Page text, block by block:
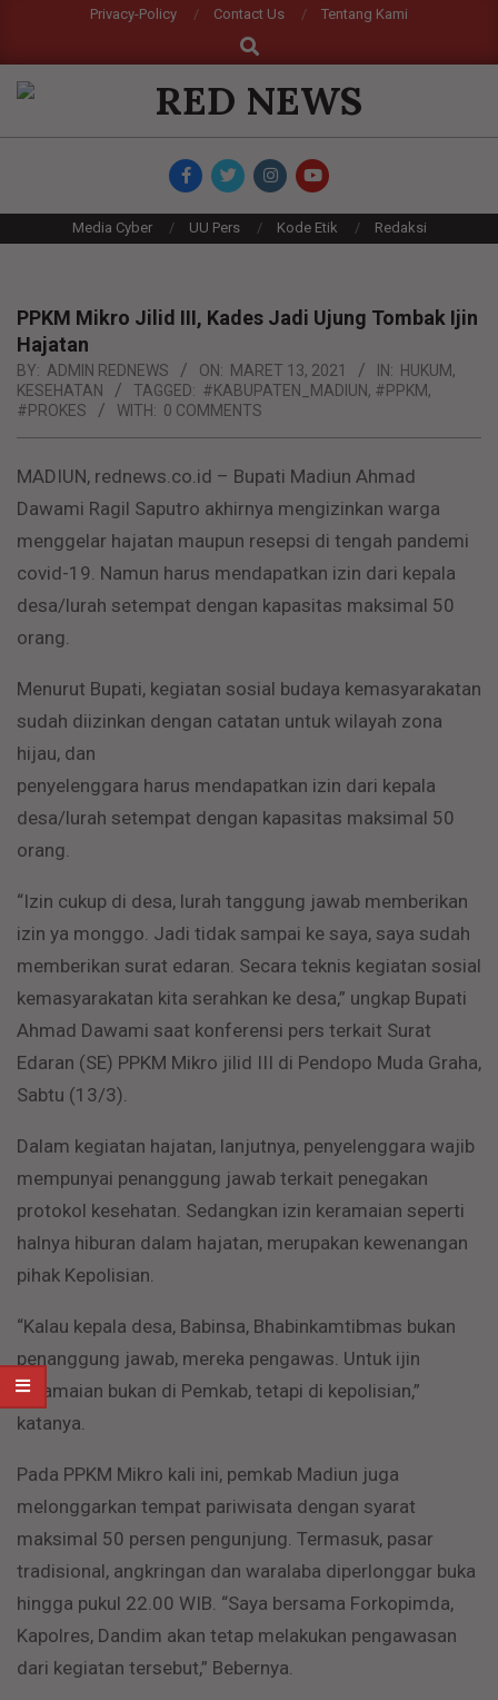
content
Privacy-Policy Contact Us
Tentang Kami
Search
RED
Media Cyber UU Pers Kode Etik Redaksi
PPKM Mikro Jilid III, Kades Jadi Ujung Tombak Ijin
Hajatan
BY: ADMIN REDNEWS ON: MARET 13, 2021 IN: HUKUM,
KESEHATAN
TAGGED: #KABUPATEN_MADIUN, #PPKM,
#PROKES
WITH: 0 COMMENTS
MADIUN, rednews.co.id – Bupati Madiun Ahmad
Dawami Ragil Saputro akhirnya mengizinkan warga
menggelar hajatan maupun resepsi di tengah pandemi
covid-19. Namun harus mendapatkan izin dari kepala
desa/lurah setempat dengan kapasitas maksimal 50
orang.
Menurut Bupati, kegiatan sosial budaya kemasyarakatan
sudah diizinkan dengan catatan untuk wilayah zona
hijau, dan
penyelenggara harus mendapatkan izin dari kepala
desa/lurah setempat dengan kapasitas maksimal 50
orang.
“Izin cukup di desa, lurah tanggung jawab memberikan
izin ya monggo. Jadi tidak sampai ke saya, saya sudah
memberikan surat edaran. Secara teknis kegiatan sosial
kemasyarakatan kita serahkan ke desa,” ungkap Bupati
Ahmad Dawami saat konferensi pers terkait Surat
Edaran (SE) PPKM Mikro jilid III di Pendopo Muda Graha,
Sabtu (13/3).
Dalam kegiatan hajatan, lanjutnya, penyelenggara wajib
mempunyai penanggung jawab terkait penegakan
protokol kesehatan. Sedangkan izin keramaian seperti
halnya hiburan dalam hajatan, merupakan kewenangan
pihak Kepolisian.
“Kalau kepala desa, Babinsa, Bhabinkamtibmas bukan
penanggung jawab, mereka pengawas. Untuk ijin
keramaian bukan di Pemkab, tetapi di kepolisian,”
katanya.
Pada PPKM Mikro kali ini, pemkab Madiun juga
melonggarkan tempat pariwisata dengan syarat
maksimal 50 persen pengunjung. Termasuk, pasar
tradisional, angkringan dan waralaba diperlonggar buka
hingga pukul 22.00 WIB. “Saya bersama Forkopimda,
Kapolres, Dandim akan tetap melakukan pengawasan
dari kegiatan tersebut,” Bebernya.